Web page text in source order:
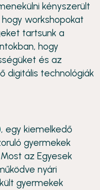
kényszerült
workshopokat
tartsunk a
hogy
és az
digitális technológiák
, egy kiemelkedő
gyermekek
az Egyesek
nyári
gyermekek